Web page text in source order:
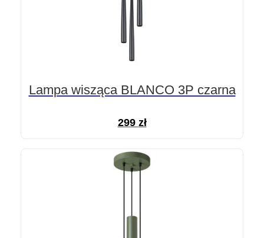
Lampa wisząca BLANCO 3P czarna
299 zł